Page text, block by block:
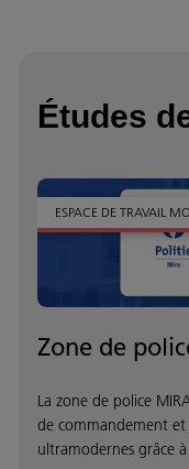
Études
ESPACE DE TRAVAIL
Zone de
La zone de police
de commandement
ultramodernes grâce à